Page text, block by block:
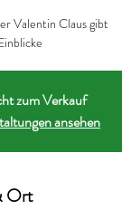
Valentin Claus gibt
zum Verkauf
ansehen
Ort